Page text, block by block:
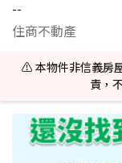
--
住商不動產
⚠️ 本物件非信義房
責，